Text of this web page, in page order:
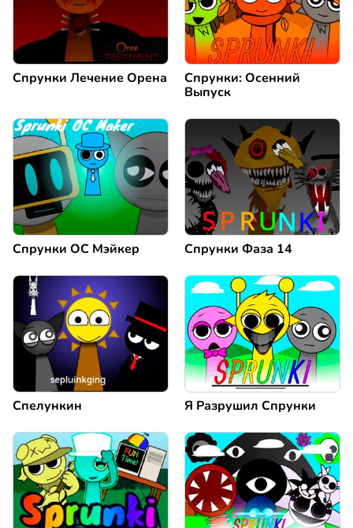
Спрунки Лечение Орена
Спрунки: Осенний
Выпуск
Спрунки ОС Мэйкер Спрунки Фаза 14
Спелункин Я Разрушил Спрунки